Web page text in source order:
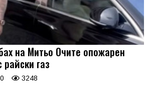
на Митьо Очите опожарен
газ
0 3248